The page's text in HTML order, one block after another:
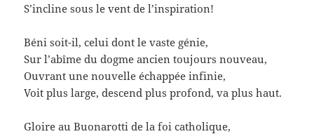
S’incline sous le vent de l’inspiration!
Béni soit-il, celui dont le vaste génie,
Sur l’abîme du dogme ancien toujours nouveau,
Ouvrant une nouvelle échappée infinie,
Voit plus large, descend plus profond, va plus haut.
Gloire au Buonarotti de la foi catholique,